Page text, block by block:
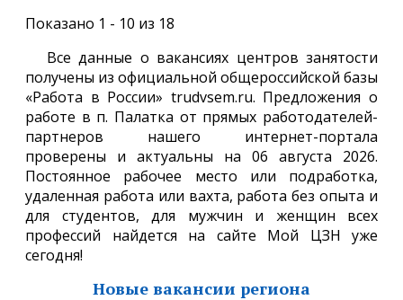
Показано 1 - 10 из 18
Все данные о вакансиях центров занятости
получены из официальной общероссийской базы
«Работа в России» trudvsem.ru. Предложения о
работе в п. Палатка от прямых работодателей-
партнеров нашего интернет-портала
проверены и актуальны на 06 августа 2026.
Постоянное рабочее место или подработка,
удаленная работа или вахта, работа без опыта и
для студентов, для мужчин и женщин всех
профессий найдется на сайте Мой ЦЗН уже
сегодня!
Новые вакансии региона